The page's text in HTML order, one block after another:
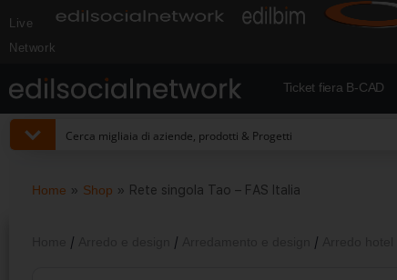
Live
Network
Ticket fiera B-CAD
Home » Shop » Rete singola Tao – FAS Italia
/ / /